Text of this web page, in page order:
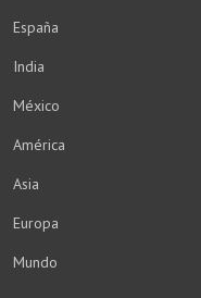
España
India
México
América
Asia
Europa
Mundo